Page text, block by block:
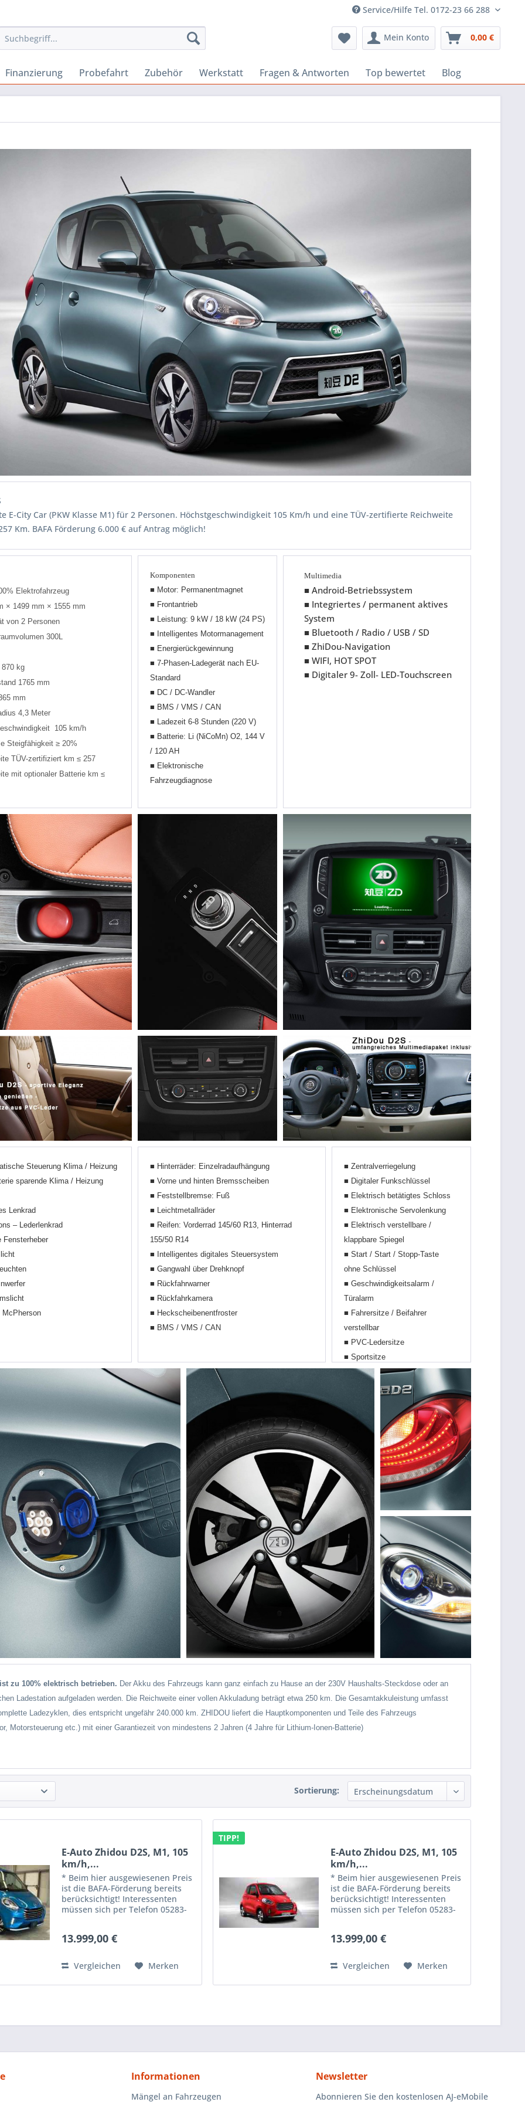
Service/Hilfe Tel. 0172-23 66 288
Mein Konto 0,00 €
Finanzierung Probefahrt Zubehör Werkstatt Fragen & Antworten Top bewertet Blog
zu 100% elektrisch betrieben. Der Akku des Fahrzeugs kann ganz einfach zu Hause an der 230V Haushalts-Steckdose oder an
Ladestation aufgeladen werden. Die Reichweite einer vollen Akkuladung beträgt etwa 250 km. Die Gesamtakkuleistung umfasst
Ladezyklen, dies entspricht ungefähr 240.000 km. ZHIDOU liefert die Hauptkomponenten und Teile des Fahrzeugs
Motorsteuerung etc.) mit einer Garantiezeit von mindestens 2 Jahren (4 Jahre für Lithium-Ionen-Batterie)
■ Zentralverriegelung
■ Digitaler Funkschlüssel
■ Elektrisch betätigtes Schloss
■ Elektronische Servolenkung
■ Elektrisch verstellbare /
klappbare Spiegel
■ Start / Start / Stopp-Taste
ohne Schlüssel
■ Geschwindigkeitsalarm /
Türalarm
■ Fahrersitze / Beifahrer
verstellbar
■ PVC-Ledersitze
■ Sportsitze
■ Hinterräder: Einzelradaufhängung
■ Vorne und hinten Bremsscheiben
■ Feststellbremse: Fuß
■ Leichtmetallräder
■ Reifen: Vorderrad 145/60 R13, Hinterrad
155/50 R14
■ Intelligentes digitales Steuersystem
■ Gangwahl über Drehknopf
■ Rückfahrwarner
■ Rückfahrkamera
■ Heckscheibenentfroster
■ BMS / VMS / CAN
Steuerung Klima / Heizung
sparende Klima / Heizung
Lenkrad
– Lederlenkrad
McPherson
Multimedia
■ Android-Betriebssystem
■ Integriertes / permanent aktives
System
■ Bluetooth / Radio / USB / SD
■ ZhiDou-Navigation
■ WIFI, HOT SPOT
■ Digitaler 9- Zoll- LED-Touchscreen
Komponenten
■ Motor: Permanentmagnet
■ Frontantrieb
■ Leistung: 9 kW / 18 kW (24 PS)
■ Intelligentes Motormanagement
■ Energierückgewinnung
■ 7-Phasen-Ladegerät nach EU-
Standard
■ DC / DC-Wandler
■ BMS / VMS / CAN
■ Ladezeit 6-8 Stunden (220 V)
■ Batterie: Li (NiCoMn) O2, 144 V
/ 120 AH
■ Elektronische
Fahrzeugdiagnose
Elektrofahrzeug
× 1499 mm × 1555 mm
von 2 Personen
300L
kg
1765 mm
mm
4,3 Meter
105 km/h
Steigfähigkeit ≥ 20%
TÜV-zertifiziert km ≤ 257
mit optionaler Batterie km ≤
E-City Car (PKW Klasse M1) für 2 Personen. Höchstgeschwindigkeit 105 Km/h und eine TÜV-zertifierte Reichweite
Km. BAFA Förderung 6.000 € auf Antrag möglich!
Sortierung:
E-Auto Zhidou D2S, M1, 105
km/h,...
* Beim hier ausgewiesenen Preis
ist die BAFA-Förderung bereits
berücksichtigt! Interessenten
müssen sich per Telefon 05283-
Fahrzeug ist bestellbar und
13.999,00 €
Vergleichen Merken
TIPP!
E-Auto Zhidou D2S, M1, 105
km/h,...
* Beim hier ausgewiesenen Preis
ist die BAFA-Förderung bereits
berücksichtigt! Interessenten
müssen sich per Telefon 05283-
Fahrzeug ist bestellbar und
13.999,00 €
Vergleichen Merken
Informationen
Mängel an Fahrzeugen
Newsletter
Abonnieren Sie den kostenlosen AJ-eMobile